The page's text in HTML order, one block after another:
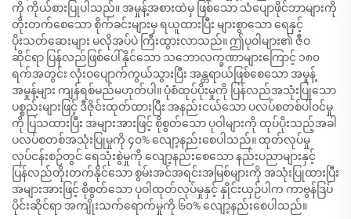
ကို ကိုယ်စားပြုပါသည်။ အမှုန့်အစားထဲမှ ဖြစ်သော သံပျောဖိုင်ဘာများကို
တိုးတက်စေသော စိုက်ခင်းများမှ ရယူထားပြီး များစွာသော ရေနှင့်
ပိုးသတ်ဆေးများ မလိုအပ်ပဲ ကြီးထွားလာသည်။ ဤပုဝါများ၏ ဇီဝ
ဆိုင်ရာ ပြန်လည်ဖြစ်ပေါ်နိုင်သော သဘောလက္ခဏာများကြောင့် ၁၈၀
ရက်အတွင်း လုံးဝပျောက်ကွယ်သွားပြီး အန္တရာယ်ဖြစ်စေသော အမှုန့်
အမှုန့်များ ကျန်ရစ်မည်မဟုတ်ပါ။ ပုံစံထုပ်ပိုးမှုကို ပြန်လည်အသုံးပြုသော
ပစ္စည်းများဖြင့် ဒီဇိုင်းထုတ်ထားပြီး အနည်းငယ်သော ပလပ်စတစ်ပါဝင်မှု
ကို ပြသထားပြီး အများအားဖြင့် စိုစွတ်သော ပုဝါများကို ထုပ်ပိုးသည့်အခါ
ပလပ်စတစ်အသုံးပြုမှုကို ၄၀% လျော့နည်းစေပါသည်။ ထုတ်လုပ်မှု
လုပ်ငန်းစဉ်တွင် ရေသုံးစွဲမှုကို လျော့နည်းစေသော နည်းပညာများနှင့်
ပြန်လည်တိုးတက်နိုင်သော စွမ်းအင်အရင်းအမြစ်များကို အသုံးပြုထားပြီး
အများအားဖြင့် စိုစွတ်သော ပုဝါထုတ်လုပ်မှုနှင့် နှိုင်းယှဉ်ပါက ကာဗွန်ဒြပ်
ပိုင်းဆိုင်ရာ အကျိုးသက်ရောက်မှုကို ၆၀% လျော့နည်းစေပါသည်။